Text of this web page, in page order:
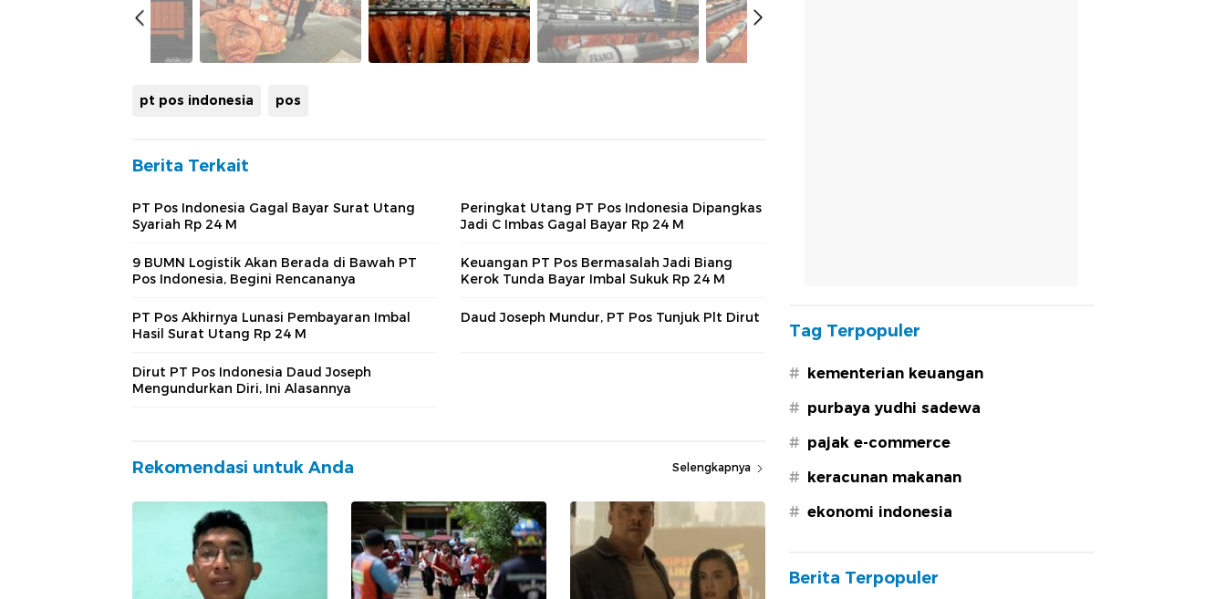
pt pos indonesia pos
Berita Terkait
PT Pos Indonesia Gagal Bayar Surat Utang
Syariah Rp 24 M
Peringkat Utang PT Pos Indonesia Dipangkas
Jadi C Imbas Gagal Bayar Rp 24 M
9 BUMN Logistik Akan Berada di Bawah PT
Pos Indonesia, Begini Rencananya
Keuangan PT Pos Bermasalah Jadi Biang
Kerok Tunda Bayar Imbal Sukuk Rp 24 M
PT Pos Akhirnya Lunasi Pembayaran Imbal
Hasil Surat Utang Rp 24 M
Daud Joseph Mundur, PT Pos Tunjuk Plt Dirut
Dirut PT Pos Indonesia Daud Joseph
Mengundurkan Diri, Ini Alasannya
Rekomendasi untuk Anda Selengkapnya
Tag Terpopuler
# kementerian keuangan
# purbaya yudhi sadewa
# pajak e-commerce
# keracunan makanan
# ekonomi indonesia
Berita Terpopuler